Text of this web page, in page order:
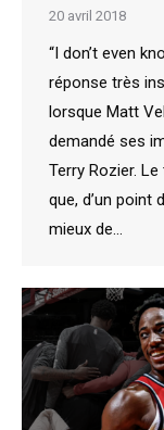
20 avril 2018
“I don’t even
réponse très
lorsque Matt
demandé ses
Terry Rozier.
que, d’un point
mieux de…